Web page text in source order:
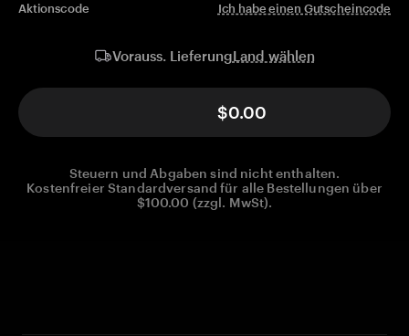
Aktionscode Ich habe einen Gutscheincode
Vorauss. LieferungLand wählen
$0.00
Steuern und Abgaben sind nicht enthalten.
Kostenfreier Standardversand für alle Bestellungen über
$100.00 (zzgl. MwSt).